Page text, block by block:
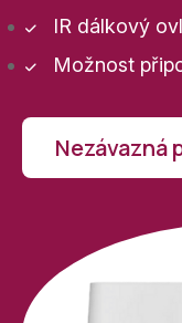
IR dálkový
Možnost
Nezávazná